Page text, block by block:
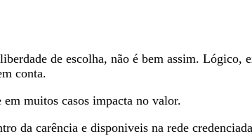
de escolha, não é bem assim. Lógico,
conta.
muitos casos impacta no valor.
da carência e disponiveis na rede